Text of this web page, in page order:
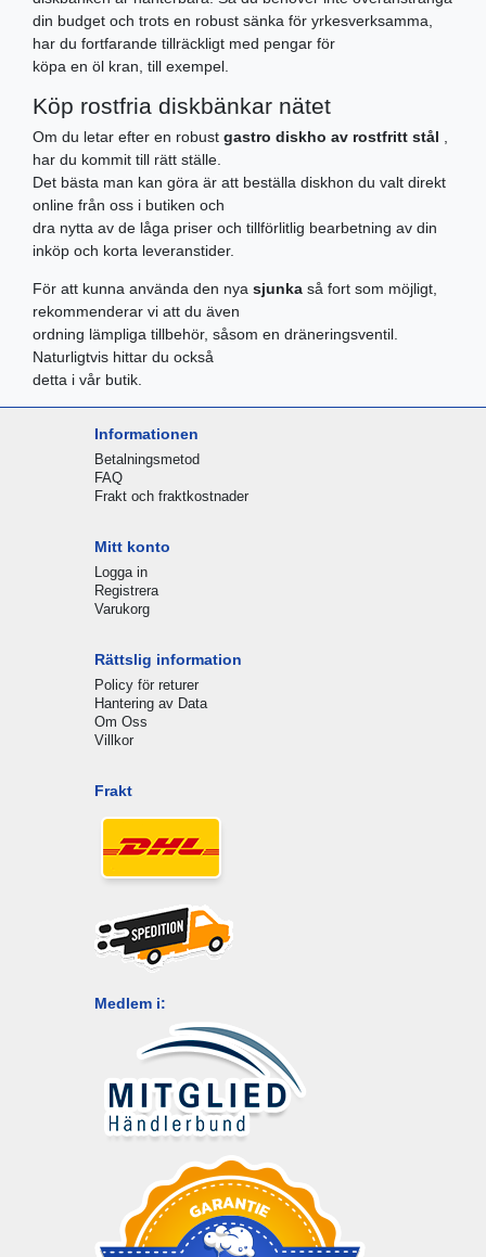
din budget och trots en robust sänka för yrkesverksamma,
har du fortfarande tillräckligt med pengar för
köpa en öl kran, till exempel.
Köp rostfria diskbänkar nätet
Om du letar efter en robust gastro diskho av rostfritt stål ,
har du kommit till rätt ställe.
Det bästa man kan göra är att beställa diskhon du valt direkt
online från oss i butiken och
dra nytta av de låga priser och tillförlitlig bearbetning av din
inköp och korta leveranstider.
För att kunna använda den nya sjunka så fort som möjligt,
rekommenderar vi att du även
ordning lämpliga tillbehör, såsom en dräneringsventil.
Naturligtvis hittar du också
detta i vår butik.
Informationen
Betalningsmetod
FAQ
Frakt och fraktkostnader
Mitt konto
Logga in
Registrera
Varukorg
Rättslig information
Policy för returer
Hantering av Data
Om Oss
Villkor
Frakt
Medlem i: